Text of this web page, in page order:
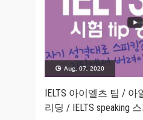
Aug, 07, 2020
IELTS 아이엘츠 팁 /
리딩 / IELTS speaking